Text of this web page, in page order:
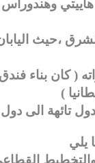
،حيث
)